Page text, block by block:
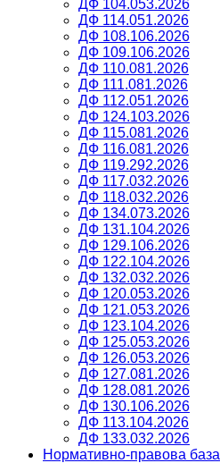
ДФ 104.053.2026
ДФ 114.051.2026
ДФ 108.106.2026
ДФ 109.106.2026
ДФ 110.081.2026
ДФ 111.081.2026
ДФ 112.051.2026
ДФ 124.103.2026
ДФ 115.081.2026
ДФ 116.081.2026
ДФ 119.292.2026
ДФ 117.032.2026
ДФ 118.032.2026
ДФ 134.073.2026
ДФ 131.104.2026
ДФ 129.106.2026
ДФ 122.104.2026
ДФ 132.032.2026
ДФ 120.053.2026
ДФ 121.053.2026
ДФ 123.104.2026
ДФ 125.053.2026
ДФ 126.053.2026
ДФ 127.081.2026
ДФ 128.081.2026
ДФ 130.106.2026
ДФ 113.104.2026
ДФ 133.032.2026
Нормативно-правова база